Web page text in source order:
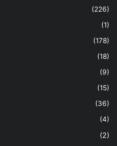
(226)
(1)
(178)
(18)
(9)
(15)
(36)
(4)
(2)